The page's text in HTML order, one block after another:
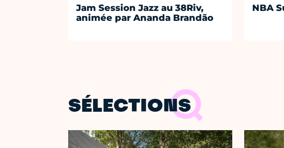
Jam Session Jazz au 38Riv,
animée par Ananda Brandão
NBA
SÉLECTIONS